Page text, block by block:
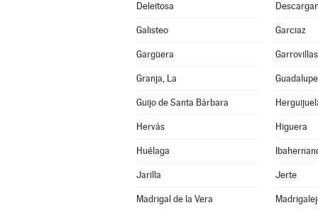
Deleitosa
Galisteo Garciaz
Gargüera
Granja, La Guadalupe
Guijo de Santa Bárbara
Hervás Higuera
Huélaga
Jarilla Jerte
Madrigal de la Vera